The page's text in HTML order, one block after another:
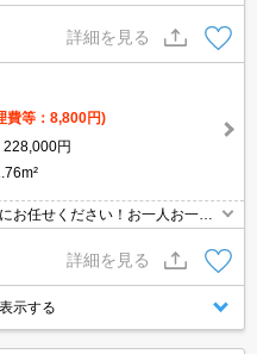
。分からないことは何でもご相
詳細を見る
費等：8,800円)
228,000円
お任せください！お一人お一人
。分からないことは何でもご相
詳細を見る
示する